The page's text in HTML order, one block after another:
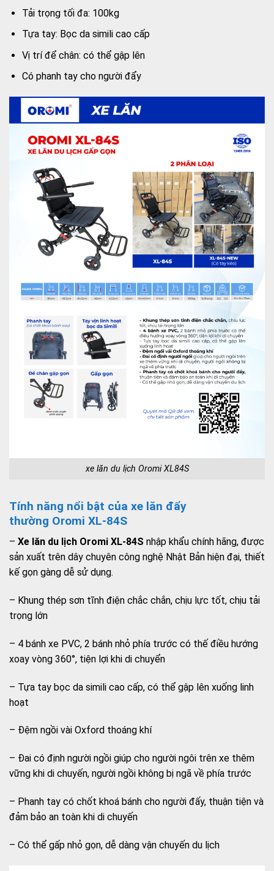
Tải trọng tối đa: 100kg
Tựa tay: Bọc da simili cao cấp
Vị trí để chân: có thể gập lên
Có phanh tay cho người đẩy
xe lăn du lịch Oromi XL84S
Tính năng nổi bật của xe lăn đẩy
thường Oromi XL-84S
– Xe lăn du lịch Oromi XL-84S nhập khẩu chính hãng, được
sản xuất trên dây chuyên công nghệ Nhật Bản hiện đại, thiết
kế gọn gàng dễ sử dụng.
– Khung thép sơn tĩnh điện chắc chắn, chịu lực tốt, chịu tải
trọng lớn
– 4 bánh xe PVC, 2 bánh nhỏ phía trước có thế điều hướng
xoay vòng 360°, tiện lợi khi di chuyển
– Tựa tay bọc da simili cao cấp, có thể gập lên xuống linh
hoạt
– Đệm ngồi vài Oxford thoáng khí
– Đai có định người ngồi giúp cho người ngôi trên xe thêm
vững khi di chuyến, người ngồi không bị ngã về phía trước
– Phanh tay có chốt khoá bánh cho người đấy, thuận tiện và
đảm bảo an toàn khi di chuyến
– Có thể gấp nhỏ gọn, dễ dàng vận chuyến du lịch